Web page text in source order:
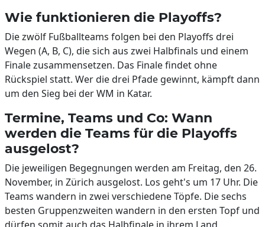
Wie funktionieren die Playoffs?
Die zwölf Fußballteams folgen bei den Playoffs drei
Wegen (A, B, C), die sich aus zwei Halbfinals und einem
Finale zusammensetzen. Das Finale findet ohne
Rückspiel statt. Wer die drei Pfade gewinnt, kämpft dann
um den Sieg bei der WM in Katar.
Termine, Teams und Co: Wann
werden die Teams für die Playoffs
ausgelost?
Die jeweiligen Begegnungen werden am Freitag, den 26.
November, in Zürich ausgelost. Los geht's um 17 Uhr. Die
Teams wandern in zwei verschiedene Töpfe. Die sechs
besten Gruppenzweiten wandern in den ersten Topf und